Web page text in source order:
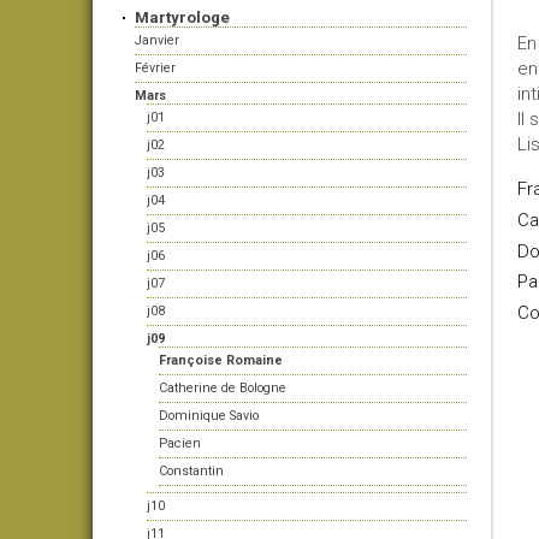
Martyrologe
Janvier
Février
Mars
j01
j02
j03
j04
j05
j06
j07
j08
j09
Françoise Romaine
Catherine de Bologne
Dominique Savio
Pacien
Constantin
j10
j11
Il